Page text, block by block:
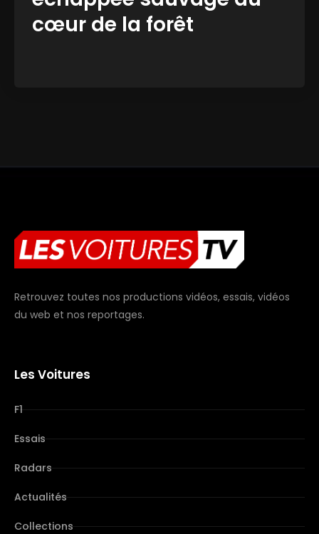
cœur de la forêt
Retrouvez toutes nos productions vidéos, essais, vidéos
du web et nos reportages.
Les Voitures
F1
Essais
Radars
Actualités
Collections